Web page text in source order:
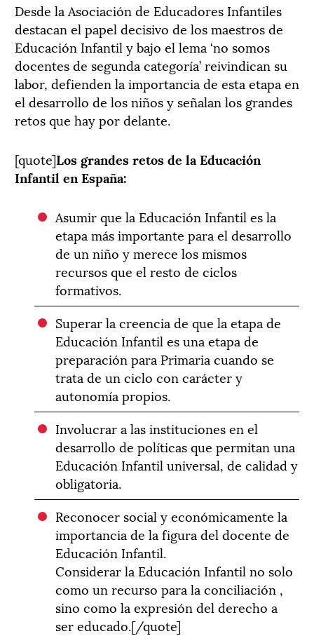
Desde la Asociación de Educadores Infantiles
destacan el papel decisivo de los maestros de
Educación Infantil y bajo el lema ‘no somos
docentes de segunda categoría’ reivindican su
labor, defienden la importancia de esta etapa en
el desarrollo de los niños y señalan los grandes
retos que hay por delante.
[quote]Los grandes retos de la Educación
Infantil en España:
Asumir que la Educación Infantil es la
etapa más importante para el desarrollo
de un niño y merece los mismos
recursos que el resto de ciclos
formativos.
Superar la creencia de que la etapa de
Educación Infantil es una etapa de
preparación para Primaria cuando se
trata de un ciclo con carácter y
autonomía propios.
Involucrar a las instituciones en el
desarrollo de políticas que permitan una
Educación Infantil universal, de calidad y
obligatoria.
Reconocer social y económicamente la
importancia de la figura del docente de
Educación Infantil.
Considerar la Educación Infantil no solo
como un recurso para la conciliación ,
sino como la expresión del derecho a
ser educado.[/quote]